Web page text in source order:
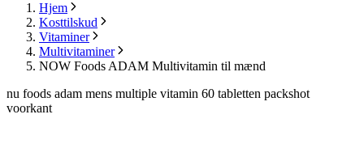
Hjem
Kosttilskud
Vitaminer
Multivitaminer
NOW Foods ADAM Multivitamin til mænd
nu foods adam mens multiple vitamin 60 tabletten packshot
voorkant